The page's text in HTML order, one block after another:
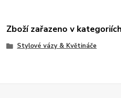
Zboží zařazeno v kategoriích
Stylové vázy & Květináče